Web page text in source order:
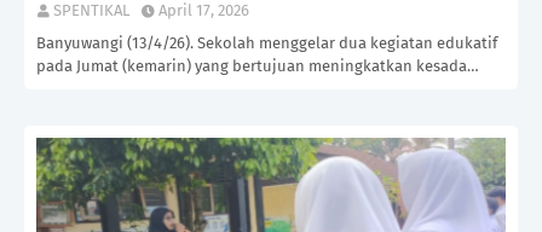
SPENTIKAL
April 17, 2026
Banyuwangi (13/4/26). Sekolah menggelar dua kegiatan edukatif
pada Jumat (kemarin) yang bertujuan meningkatkan kesada…